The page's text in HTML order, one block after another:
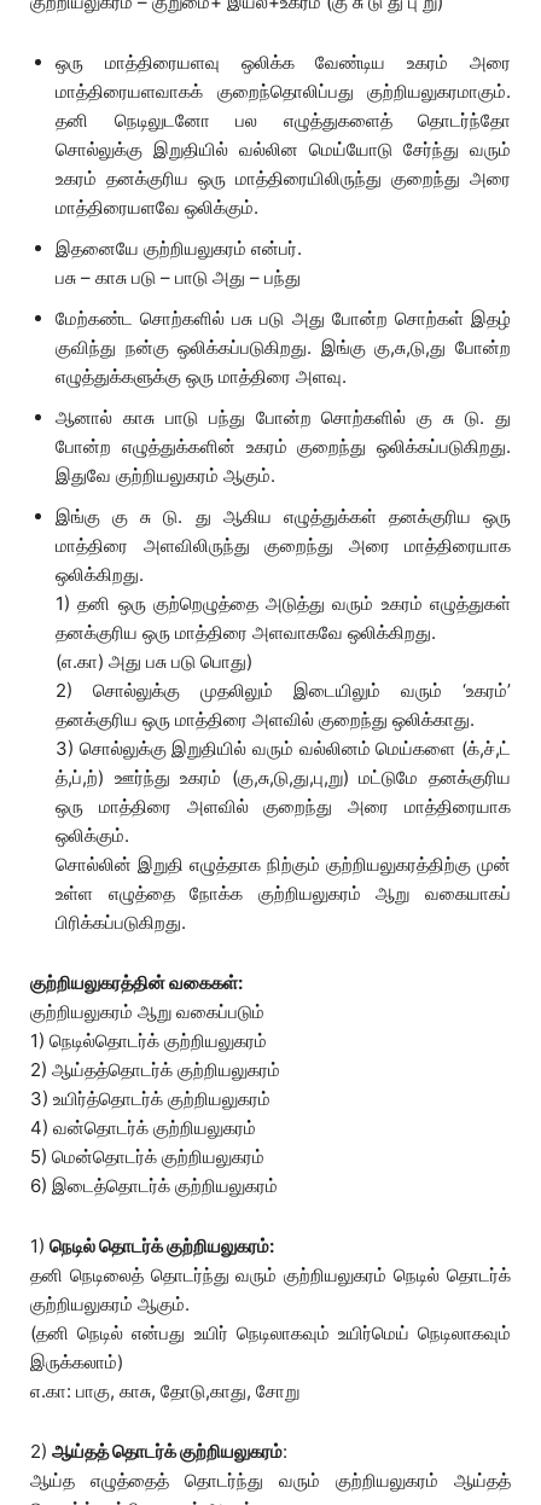
ஒரு மாத்திரையளவு ஒலிக்க வேண்டிய உகரம் அரை
மாத்திரையளவாகக் குறைந்தொலிப்பது குற்றியலுகரமாகும்.
தனி நெடிலுடனோ பல எழுத்துகளைத் தொடர்ந்தோ
சொல்லுக்கு இறுதியில் வல்லின மெய்யோடு சேர்ந்து வரும்
உகரம் தனக்குரிய ஒரு மாத்திரையிலிருந்து குறைந்து அரை
மாத்திரையளவே ஒலிக்கும்.
இதனையே குற்றியலுகரம் என்பர்.
பசு – காசு படு – பாடு அது – பந்து
மேற்கண்ட சொற்களில் பசு படு அது போன்ற சொற்கள் இதழ்
குவிந்து நன்கு ஒலிக்கப்படுகிறது. இங்கு கு,சு,டு,து போன்ற
எழுத்துக்களுக்கு ஒரு மாத்திரை அளவு.
ஆனால் காசு பாடு பந்து போன்ற சொற்களில் கு சு டு. து
போன்ற எழுத்துக்களின் உகரம் குறைந்து ஒலிக்கப்படுகிறது.
இதுவே குற்றியலுகரம் ஆகும்.
இங்கு கு சு டு. து ஆகிய எழுத்துக்கள் தனக்குரிய ஒரு
மாத்திரை அளவிலிருந்து குறைந்து அரை மாத்திரையாக
ஒலிக்கிறது.
1) தனி ஒரு குற்றெழுத்தை அடுத்து வரும் உகரம் எழுத்துகள்
தனக்குரிய ஒரு மாத்திரை அளவாகவே ஒலிக்கிறது.
(எ.கா) அது பசு படு பொது)
2) சொல்லுக்கு முதலிலும் இடையிலும் வரும் ‘உகரம்’
தனக்குரிய ஒரு மாத்திரை அளவில் குறைந்து ஒலிக்காது.
3) சொல்லுக்கு இறுதியில் வரும் வல்லினம் மெய்களை (க்,ச்,ட்
த்,ப்,ற்) ஊர்ந்து உகரம் (கு,சு,டு,து,பு,று) மட்டுமே தனக்குரிய
ஒரு மாத்திரை அளவில் குறைந்து அரை மாத்திரையாக
ஒலிக்கும்.
சொல்லின் இறுதி எழுத்தாக நிற்கும் குற்றியலுகரத்திற்கு முன்
உள்ள எழுத்தை நோக்க குற்றியலுகரம் ஆறு வகையாகப்
பிரிக்கப்படுகிறது.
குற்றியலுகரத்தின் வகைகள்:
குற்றியலுகரம் ஆறு வகைப்படும்
1) நெடில்தொடர்க் குற்றியலுகரம்
2) ஆய்தத்தொடர்க் குற்றியலுகரம்
3) உயிர்த்தொடர்க் குற்றியலுகரம்
4) வன்தொடர்க் குற்றியலுகரம்
5) மென்தொடர்க் குற்றியலுகரம்
6) இடைத்தொடர்க் குற்றியலுகரம்
1) நெடில் தொடர்க் குற்றியலுகரம்:
தனி நெடிலைத் தொடர்ந்து வரும் குற்றியலுகரம் நெடில் தொடர்க்
குற்றியலுகரம் ஆகும்.
(தனி நெடில் என்பது உயிர் நெடிலாகவும் உயிர்மெய் நெடிலாகவும்
இருக்கலாம்)
எ.கா: பாகு, காசு, தோடு,காது, சோறு
2) ஆய்தத் தொடர்க் குற்றியலுகரம்:
ஆய்த எழுத்தைத் தொடர்ந்து வரும் குற்றியலுகரம் ஆய்தத்